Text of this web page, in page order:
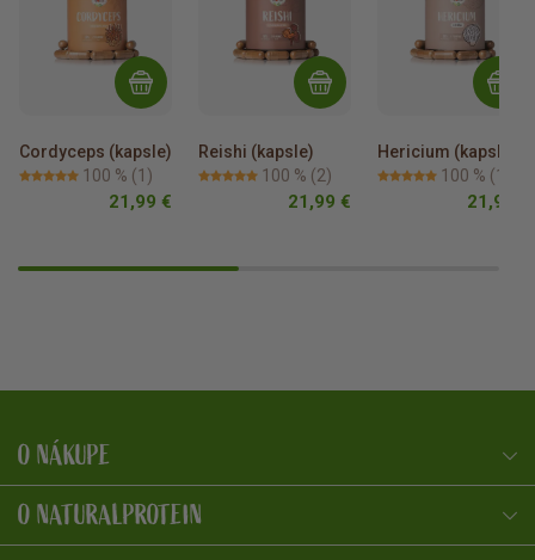
Cordyceps (kapsle)
100 % (1)
21,99 €
Reishi (kapsle)
100 % (2)
21,99 €
Hericium (kapsle)
100 % (1)
21,99 €
O NÁKUPE
O NATURALPROTEIN
NaturalProtein Poradca